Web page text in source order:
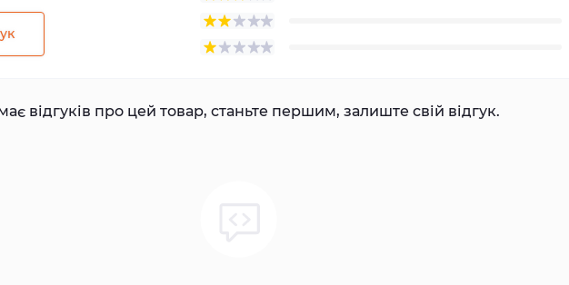
відгуків про цей товар, станьте першим, залиште свій відгук.